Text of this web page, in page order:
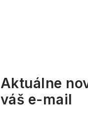
Aktuálne
váš e-mail